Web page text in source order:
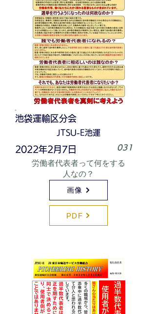
池袋運輸区分会
JTSU-E池運
2022年2月7日 031
労働者代表者って何をする
人なの？
画像
PDF